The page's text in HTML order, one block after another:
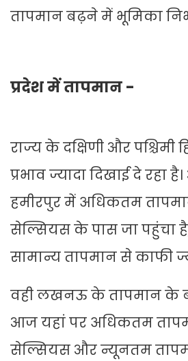
तापमान बढ़ने में भूमिका
प्रदेश में तापमान -
राज्य के दक्षिणी और पश्चिमी
प्रभाव ज्यादा दिखाई दे रहा
हमीरपुर में अधिकतम तापमान
सेल्सियस के पास जा पहुंचा
सामान्य तापमान से काफी
वही लखनऊ के तापमान के
आज यहां पर अधिकतम
सेल्सियस और न्यूनतम